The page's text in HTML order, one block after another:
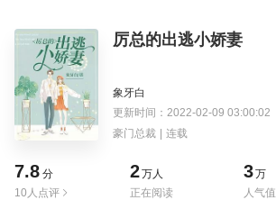
厉总的出逃小娇妻
象牙白
更新时间：2022-02-09 03:00:02
豪门总裁 | 连载
7.8 分
10人点评
2万人
正在阅读
3万
人气值